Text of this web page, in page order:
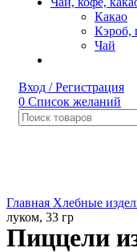
Какао
Кэроб,
Чай
Вход / Регистрация
0 Список желаний
Главная Хлебные
луком, 33 гр
Пиццели